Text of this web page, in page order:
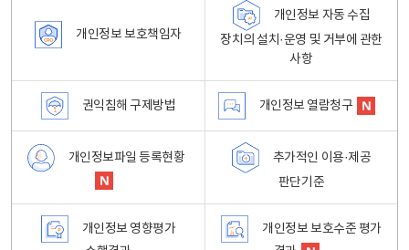
개인정보 보호책임자
개인정보 자동 수집
장치의 설치·운영 및 거부에 관한
사항
권익침해 구제방법 개인정보 열람청구
개인정보파일 등록현황
추가적인 이용·제공
판단기준
개인정보 영향평가
개인정보 보호수준 평가